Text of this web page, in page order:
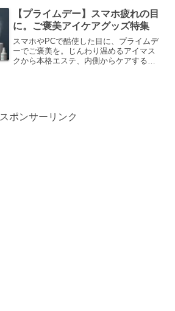
フットマッサージャーで歩き疲れを解
消。スマートウォッチで健康管理をしな
がら楽しんでください。
【プライムデー】スマホ疲れの目
に。ご褒美アイケアグッズ特集
スマホやPCで酷使した目に、プライムデ
ーでご褒美を。じんわり温めるアイマス
クから本格エステ、内側からケアするサ
スポンサーリンク